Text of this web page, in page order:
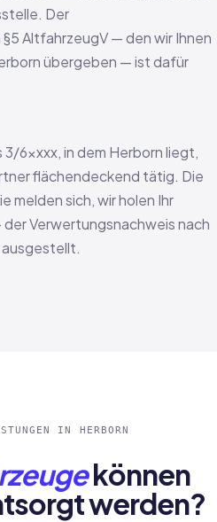
Der
AltfahrzeugV — den wir Ihnen
übergeben — ist dafür
6xxxx, in dem Herborn liegt,
flächendeckend tätig. Die
melden sich, wir holen Ihr
Verwertungsnachweis nach
IN HERBORN
können
werden?